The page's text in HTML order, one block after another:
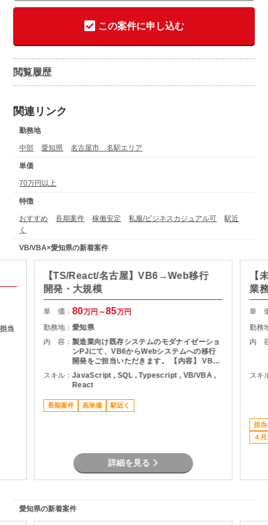
この案件に申し込む
閲覧履歴
関連リンク
勤務地
中部 愛知県 名古屋市 名駅エリア
単価
70万円以上
特徴
おすすめ 長期案件 稼働安定 私服/ビジネスカジュアル可
駅近
く
VB/VBA×愛知県の新着案件
当
【TS/React/名古屋】VB6→Web移行
開発・大規模
単 価：80万円～85万円
勤務地：愛知県
内 容：製造業向け既存システムのモダナイゼーショ
ンPJにて、VB6からWebシステムへの移行
開発をご担当いただきます。 【内容】 VB6
システムのWeb化（TypeScript/React） 既
存ソースをベースとした再設計・再構築 コー
ドレビュー、設計書レビュー対応 テスト仕様
書レビュー対応 開発フェーズでの実装および
品質担保支援 約20名規模チームでの開発業
スキル：JavaScript , SQL , Typescript , VB/VBA ,
React
長期案件 高単価 駅近く
詳細を見る
【
業
単
勤務
内
スキ
担当
４
愛知県の新着案件